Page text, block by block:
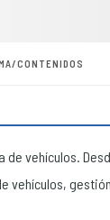
CONTENIDOS
vehículos.
vehículos,